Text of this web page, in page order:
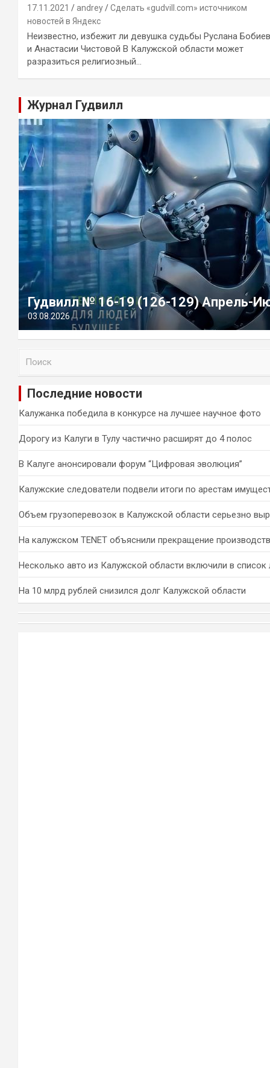
17.11.2021 andrey
Сделать «gudvill.com» источником
новостей в Яндекс
Неизвестно, избежит ли девушка судьбы Руслана
и Анастасии Чистовой В Калужской области может
разразиться религиозный…
Журнал Гудвилл
Гудвилл № 16-19 (126-129) Апрель-
03.08.2026
Последние новости
Калужанка победила в конкурсе на лучшее научное фото
Дорогу из Калуги в Тулу частично расширят до 4 полос
В Калуге анонсировали форум “Цифровая эволюция”
Калужские следователи подвели итоги по арестам
Объем грузоперевозок в Калужской области серьезно
На калужском TENET объяснили прекращение
Несколько авто из Калужской области включили в список
На 10 млрд рублей снизился долг Калужской области